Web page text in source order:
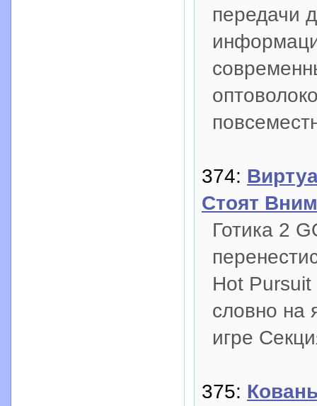
передачи
374:
Стоят
Готика 2
Hot
словно на
игре
375: